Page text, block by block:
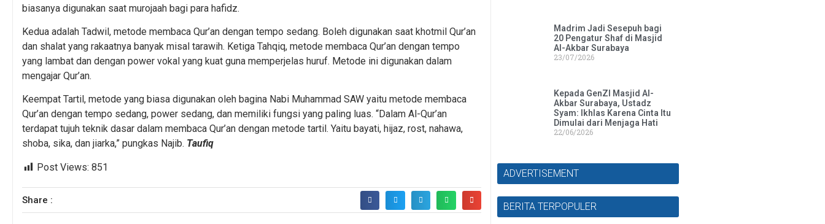
biasanya digunakan saat murojaah bagi para hafidz.
Kedua adalah Tadwil, metode membaca Qur’an dengan tempo sedang. Boleh digunakan saat khotmil Qur’an
dan shalat yang rakaatnya banyak misal tarawih. Ketiga Tahqiq, metode membaca Qur’an dengan tempo
yang lambat dan dengan power vokal yang kuat guna memperjelas huruf. Metode ini digunakan dalam
mengajar Qur’an.
Keempat Tartil, metode yang biasa digunakan oleh bagina Nabi Muhammad SAW yaitu metode membaca
Qur’an dengan tempo sedang, power sedang, dan memiliki fungsi yang paling luas. “Dalam Al-Qur’an
terdapat tujuh teknik dasar dalam membaca Qur’an dengan metode tartil. Yaitu bayati, hijaz, rost, nahawa,
shoba, sika, dan jiarka,” pungkas Najib. Taufiq
Post Views: 851
Share :
Madrim Jadi Sesepuh bagi
20 Pengatur Shaf di Masjid
Al-Akbar Surabaya
23/07/2026
Kepada GenZI Masjid Al-
Akbar Surabaya, Ustadz
Syam: Ikhlas Karena Cinta Itu
Dimulai dari Menjaga Hati
22/06/2026
ADVERTISEMENT
BERITA TERPOPULER